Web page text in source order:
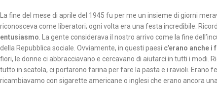
La fine del mese di aprile del 1945 fu per me un insieme di giorni
riconosceva come liberatori; ogni volta era una festa incredibile.
entusiasmo. La gente considerava il nostro arrivo come la fine
della Repubblica sociale. Ovviamente, in questi paesi c’erano anche
fiori, le donne ci abbracciavano e cercavano di aiutarci in tutti i modi.
tutto in scatola, ci portarono farina per fare la pasta e i ravioli. Erano
ricambiavamo con sigarette americane o inglesi che erano ancora